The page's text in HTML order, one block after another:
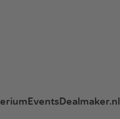
EventsDealmaker.nl